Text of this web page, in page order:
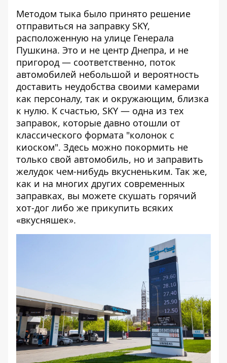
Методом тыка было принято решение
отправиться на заправку SKY,
расположенную на улице Генерала
Пушкина. Это и не центр Днепра, и не
пригород — соответственно, поток
автомобилей небольшой и вероятность
доставить неудобства своими камерами
как персоналу, так и окружающим, близка
к нулю. К счастью, SKY — одна из тех
заправок, которые давно отошли от
классического формата "колонок с
киоском". Здесь можно покормить не
только свой автомобиль, но и заправить
желудок чем-нибудь вкусненьким. Так же,
как и на многих других современных
заправках, вы можете скушать горячий
хот-дог либо же прикупить всяких
«вкусняшек».